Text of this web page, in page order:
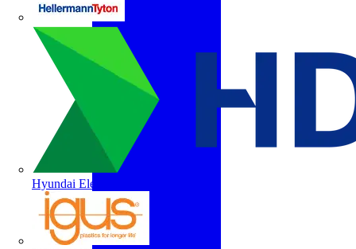
Hyundai Electric